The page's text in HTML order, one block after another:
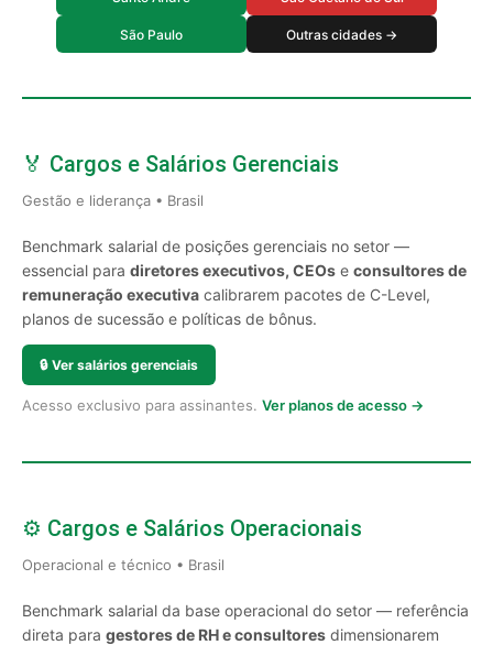
São Paulo Outras cidades →
🏅 Cargos e Salários Gerenciais
Gestão e liderança • Brasil
Benchmark salarial de posições gerenciais no setor —
essencial para diretores executivos, CEOs e consultores de
remuneração executiva calibrarem pacotes de C-Level,
planos de sucessão e políticas de bônus.
🔒 Ver salários gerenciais
Acesso exclusivo para assinantes. Ver planos de acesso →
⚙️ Cargos e Salários Operacionais
Operacional e técnico • Brasil
Benchmark salarial da base operacional do setor — referência
direta para gestores de RH e consultores dimensionarem